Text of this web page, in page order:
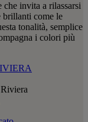
invita a rilassarsi
brillanti come le
tonalità, semplice
i colori più